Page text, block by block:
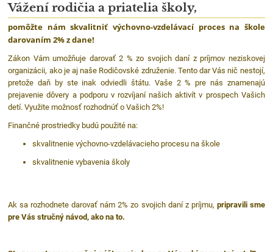
2%
dane
Vážení rodičia a priatelia školy,
pomôžte nám skvalitniť výchovno-vzdelávací proces na škole
darovaním 2% z dane!
Zákon Vám umožňuje darovať 2 % zo svojich daní z príjmov neziskovej
organizácii, ako je aj naše Rodičovské združenie. Tento dar Vás nič nestojí,
pretože daň by ste inak odviedli štátu. Vaše 2 % pre nás znamenajú
prejavenie dôvery a podporu v rozvíjaní našich aktivít v prospech Vašich
detí. Využite možnosť rozhodnúť o Vašich 2%!
Finančné prostriedky budú použité na:
skvalitnenie výchovno-vzdelávacieho procesu na škole
skvalitnenie vybavenia školy
Ak sa rozhodnete darovať nám 2% zo svojich daní z príjmu, pripravili sme
pre Vás stručný návod, ako na to.